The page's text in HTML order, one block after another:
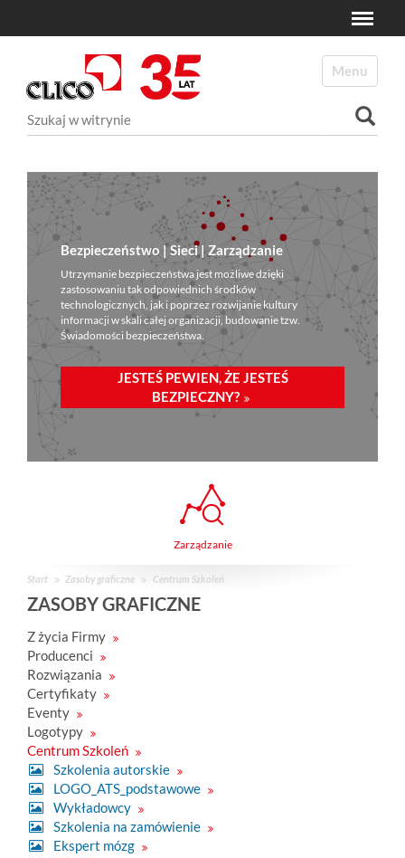
Toggle
Bezpieczeństwo | Sieci | Zarządzanie
Utrzymanie bezpieczeństwa jest możliwe dzięki
zastosowaniu tak odpowiednich środków
technologicznych, jak i poprzez rozwijanie kultury
informacji w skali całej organizacji, budowanie tzw.
Świadomości bezpieczeństwa.
JESTEŚ PEWIEN, ŻE JESTEŚ
BEZPIECZNY?
Zarządzanie
Start Zasoby graficzne Centrum Szkoleń
ZASOBY GRAFICZNE
Z życia Firmy
Producenci
Rozwiązania
Certyfikaty
Eventy
Logotypy
Centrum Szkoleń
Szkolenia autorskie
LOGO_ATS_podstawowe
Wykładowcy
Szkolenia na zamówienie
Ekspert mózg